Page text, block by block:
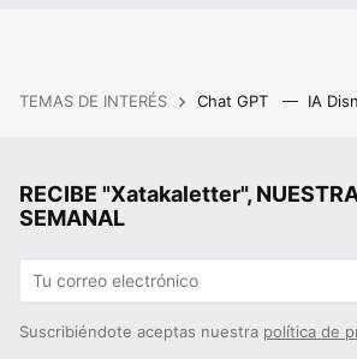
TEMAS DE INTERÉS Chat GPT IA
RECIBE "Xatakaletter",
SEMANAL
Suscribiéndote aceptas nuestra política de